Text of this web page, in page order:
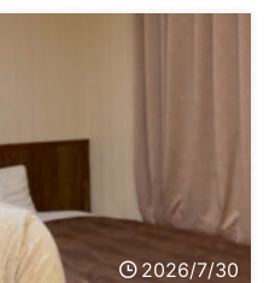
2026/7/30